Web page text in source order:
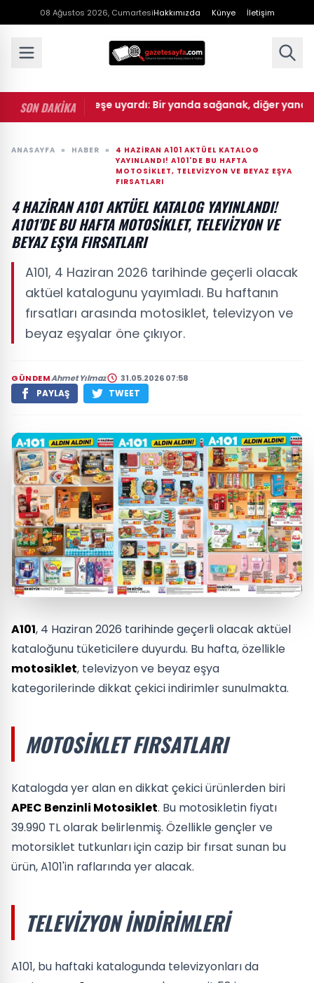
08 Ağustos 2026, CumartesiHakkımızda Künye İletişim
SON DAKİKA
peş peşe uyardı: Bir yanda sağanak, diğer yanda
ANASAYFA » HABER »
4 HAZİRAN A101 AKTÜEL KATALOG
YAYINLANDI! A101'DE BU HAFTA
MOTOSIKLET, TELEVIZYON VE BEYAZ EŞYA
FIRSATLARI
4 HAZİRAN A101 AKTÜEL KATALOG YAYINLANDI!
A101'DE BU HAFTA MOTOSIKLET, TELEVIZYON VE
BEYAZ EŞYA FIRSATLARI
A101, 4 Haziran 2026 tarihinde geçerli olacak
aktüel katalogunu yayımladı. Bu haftanın
fırsatları arasında motosiklet, televizyon ve
beyaz eşyalar öne çıkıyor.
GÜNDEMAhmet Yılmaz 31.05.2026 07:58
PAYLAŞ TWEET
A101, 4 Haziran 2026 tarihinde geçerli olacak aktüel
kataloğunu tüketicilere duyurdu. Bu hafta, özellikle
motosiklet, televizyon ve beyaz eşya
kategorilerinde dikkat çekici indirimler sunulmakta.
MOTOSIKLET FIRSATLARI
Katalogda yer alan en dikkat çekici ürünlerden biri
APEC Benzinli Motosiklet. Bu motosikletin fiyatı
39.990 TL olarak belirlenmiş. Özellikle gençler ve
motorsiklet tutkunları için cazip bir fırsat sunan bu
ürün, A101'in raflarında yer alacak.
TELEVIZYON İNDIRIMLERI
A101, bu haftaki katalogunda televizyonları da